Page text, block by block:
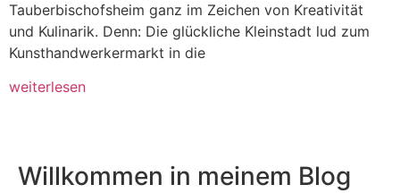
Tauberbischofsheim ganz im Zeichen von Kreativität
und Kulinarik. Denn: Die glückliche Kleinstadt lud zum
Kunsthandwerkermarkt in die
weiterlesen
Willkommen in meinem Blog